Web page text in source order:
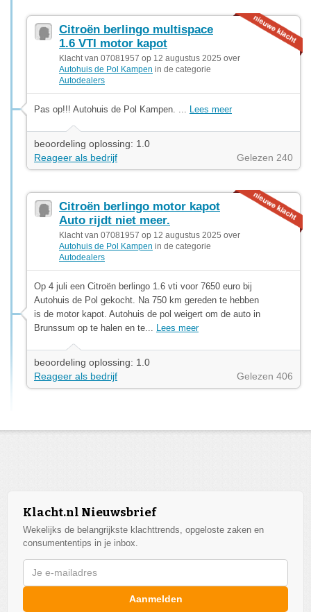
Citroën berlingo multispace
1.6 VTI motor kapot
Klacht van 07081957 op 12 augustus 2025 over
Autohuis de Pol Kampen in de categorie
Autodealers
Pas op!!! Autohuis de Pol Kampen. ... Lees meer
beoordeling oplossing: 1.0
Reageer als bedrijf
Gelezen 240
Citroën berlingo motor kapot
Auto rijdt niet meer.
Klacht van 07081957 op 12 augustus 2025 over
Autohuis de Pol Kampen in de categorie
Autodealers
Op 4 juli een Citroën berlingo 1.6 vti voor 7650 euro bij
Autohuis de Pol gekocht. Na 750 km gereden te hebben
is de motor kapot. Autohuis de pol weigert om de auto in
Brunssum op te halen en te... Lees meer
beoordeling oplossing: 1.0
Reageer als bedrijf
Gelezen 406
Klacht.nl Nieuwsbrief
Wekelijks de belangrijkste klachttrends, opgeloste zaken en
consumententips in je inbox.
Aanmelden